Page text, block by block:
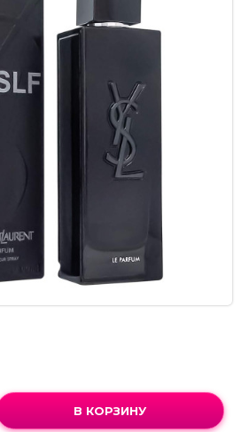
В КОРЗИНУ